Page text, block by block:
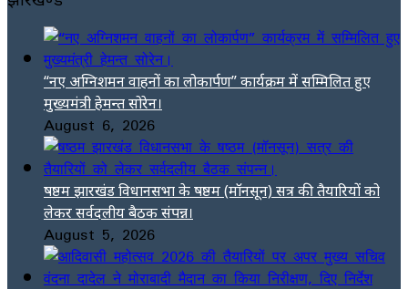
“नए अग्निशमन वाहनों का लोकार्पण” कार्यक्रम में सम्मिलित हुए
मुख्यमंत्री हेमन्त सोरेन।
August 6, 2026
षष्ठम झारखंड विधानसभा के षष्ठम (मॉनसून) सत्र की तैयारियों को
लेकर सर्वदलीय बैठक संपन्न।
August 5, 2026